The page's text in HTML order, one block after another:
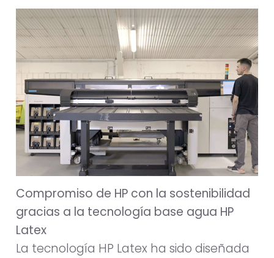
Compromiso de HP con la sostenibilidad
gracias a la tecnología base agua HP
Latex
La tecnología HP Latex ha sido diseñada